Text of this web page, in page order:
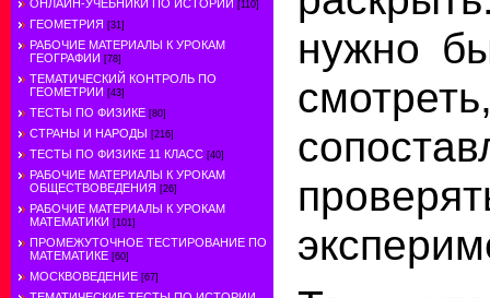
ОНЛАЙН-УЧЕБНИКИ ПО ИСТОРИИ [110]
ГЕОМЕТРИЯ [31]
РАБОЧИЕ МАТЕРИАЛЫ К УРОКАМ
ГЕОГРАФИИ [78]
ТЕМАТИЧЕСКИЙ КОНТРОЛЬ ПО
ГЕОМЕТРИИ [43]
ТЕСТЫ ПО ФИЗИКЕ [80]
СТРАНЫ И НАРОДЫ [216]
ТЕСТЫ ПО ФИЗИКЕ 11 КЛАСС [40]
РАБОЧИЕ МАТЕРИАЛЫ К УРОКАМ
ОБЩЕСТВОВЕДЕНИЯ [26]
РАБОЧИЕ МАТЕРИАЛЫ К УРОКАМ
МАТЕМАТИКИ [101]
ПРОМЕЖУТОЧНОЕ ТЕСТИРОВАНИЕ ПО
МАТЕМАТИКЕ [60]
МОСКВОВЕДЕНИЕ [67]
нужно